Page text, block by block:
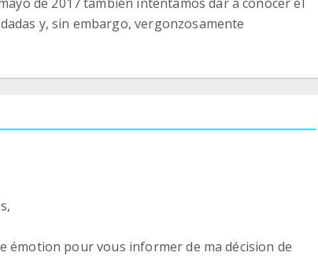
y, sin embargo, vergonzosamente
émotion pour vous informer de ma décision de